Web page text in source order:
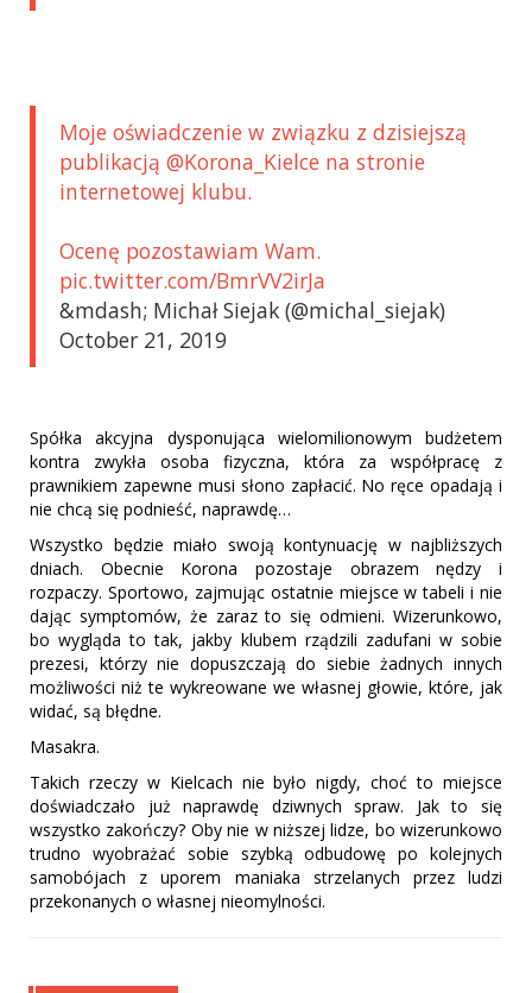
Moje oświadczenie w związku z dzisiejszą
publikacją @Korona_Kielce na stronie
internetowej klubu.
Ocenę pozostawiam Wam.
pic.twitter.com/BmrVV2irJa
&mdash; Michał Siejak (@michal_siejak)
October 21, 2019
Spółka akcyjna dysponująca wielomilionowym budżetem
kontra zwykła osoba fizyczna, która za współpracę z
prawnikiem zapewne musi słono zapłacić. No ręce opadają i
nie chcą się podnieść, naprawdę…
Wszystko będzie miało swoją kontynuację w najbliższych
dniach. Obecnie Korona pozostaje obrazem nędzy i
rozpaczy. Sportowo, zajmując ostatnie miejsce w tabeli i nie
dając symptomów, że zaraz to się odmieni. Wizerunkowo,
bo wygląda to tak, jakby klubem rządzili zadufani w sobie
prezesi, którzy nie dopuszczają do siebie żadnych innych
możliwości niż te wykreowane we własnej głowie, które, jak
widać, są błędne.
Masakra.
Takich rzeczy w Kielcach nie było nigdy, choć to miejsce
doświadczało już naprawdę dziwnych spraw. Jak to się
wszystko zakończy? Oby nie w niższej lidze, bo wizerunkowo
trudno wyobrażać sobie szybką odbudowę po kolejnych
samobójach z uporem maniaka strzelanych przez ludzi
przekonanych o własnej nieomylności.